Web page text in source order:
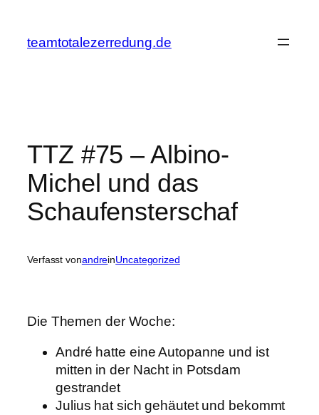
springen
teamtotalezerredung.de
TTZ #75 – Albino-
Michel und das
Schaufensterschaf
Verfasst vonandreinUncategorized
Die Themen der Woche:
André hatte eine Autopanne und ist
mitten in der Nacht in Potsdam
gestrandet
Julius hat sich gehäutet und bekommt